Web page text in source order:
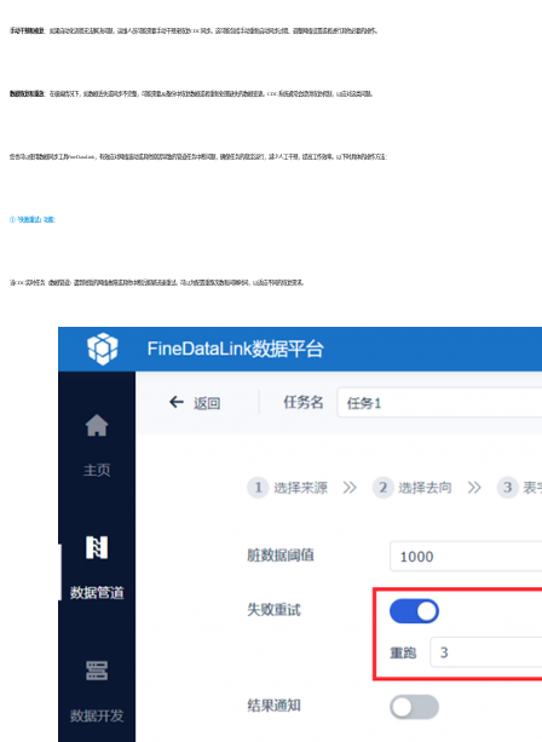
手动干预和修复 ： 如果自动化流程无法解决问题，运维人员可能需要手动干预来恢复CDC同步。这可能包括手动重新启动同步过程、调整网络设置或者进行其他必要的操作。
数据恢复和重放： 在极端情况下，如数据丢失或同步不完整，可能需要从备份中恢复数据或者重新处理缺失的数据变更。CDC系统通常会提供恢复机制，以应对这类问题。
您也可以使用数据同步工具FineDataLink，有效应对网络波动或其他原因导致的管道任务中断问题，确保任务的稳定运行，减少人工干预，提高工作效率。以下时具体的操作方法：
①「失败重试」功能：
当CDC实时任务（数据管道）遇到短暂的网络故障或其他中断后能够迅速重试。可以为配置重跑次数和间隔时间，以适应不同的恢复需求。